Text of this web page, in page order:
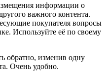
информации о
важного контента.
покупателя вопросы
Используйте её по своему
обратно, изменив одну
Очень удобно.